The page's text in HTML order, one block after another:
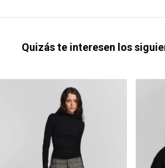
Quizás te interesen los